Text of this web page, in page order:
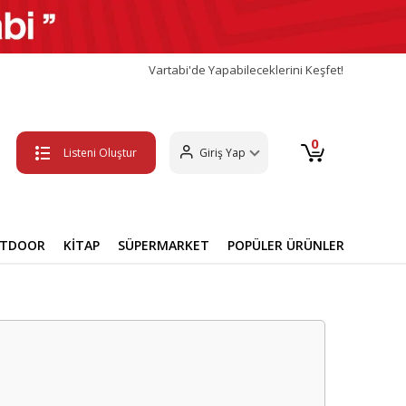
Vartabi'de Yapabileceklerini Keşfet!
Listeni Oluştur Giriş Yap 0
KİTAP SÜPERMARKET POPÜLER ÜRÜNLER